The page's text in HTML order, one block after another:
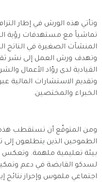
وتأتي هذه الورش في إطار
وتهدف ورش العمل إلى نشر
القيادية لدى روّاد الأعمال
وتقديم الاستشارات المالية
الخبراء والمختصين.
ومن المتوقّع أن تستقطب هذه
الطموحين الذين يتطلعون
بيئة تعليمية ملهمة. وتعكس
لسدكو القابضة في دعم وتمكين
اجتماعي ملموس وإحراز نتائج